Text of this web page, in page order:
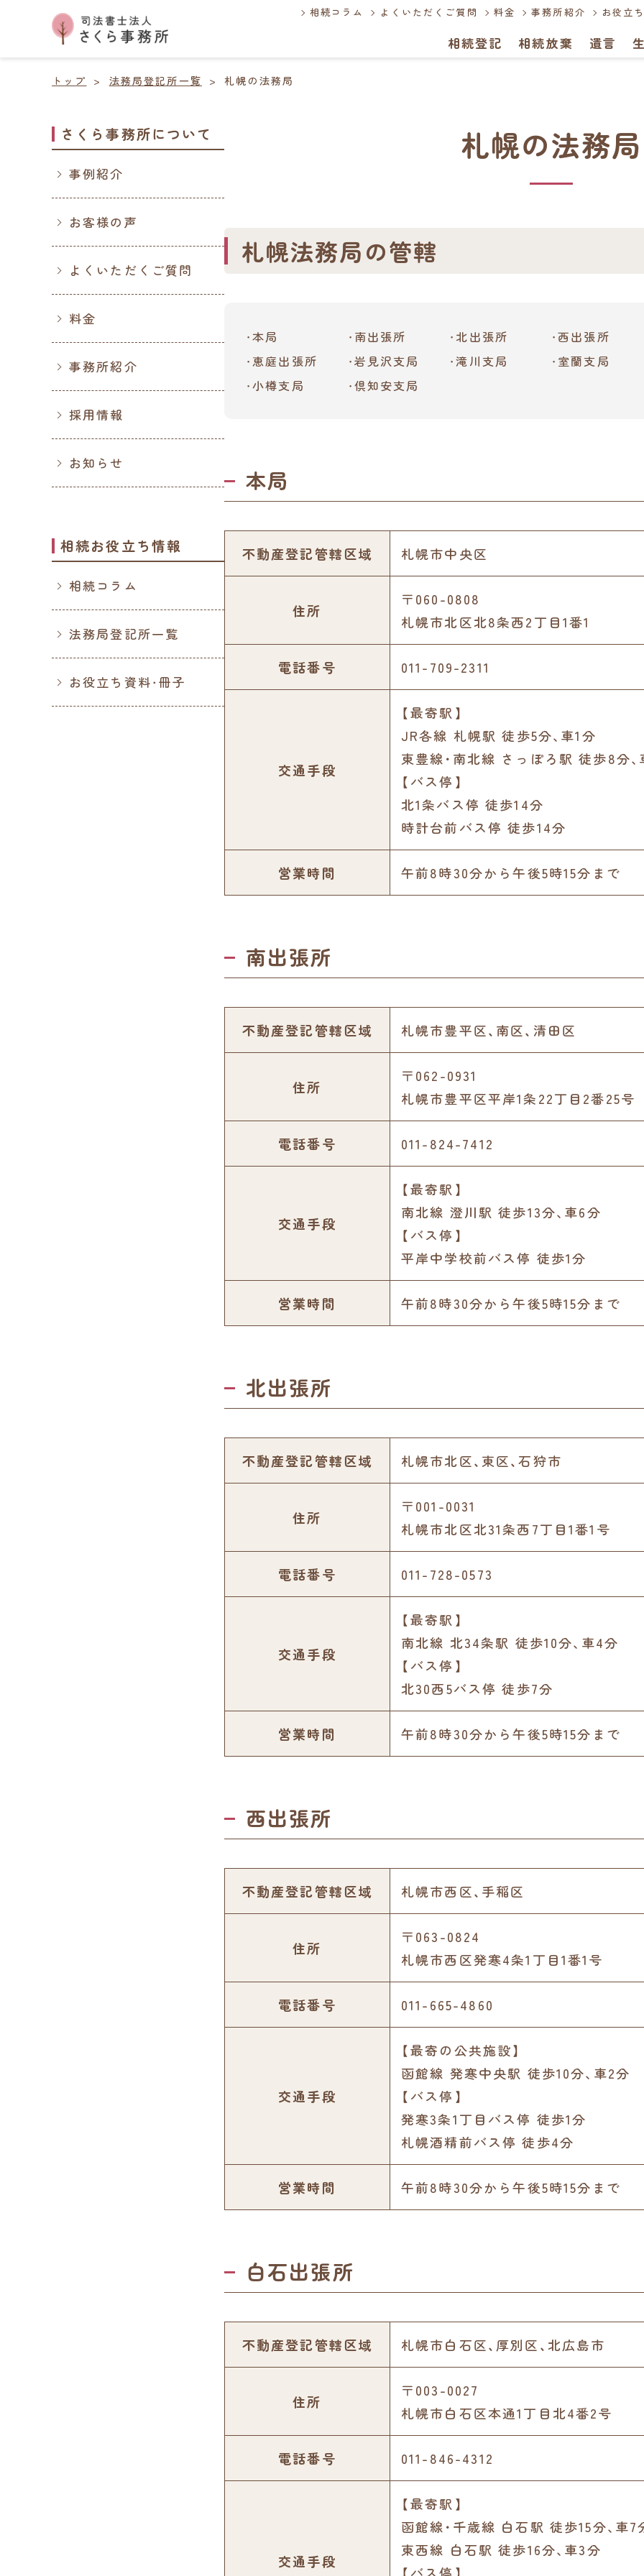
相続コラム よくいただくご質問 料金 事務所紹介 お役立
相続登記 相続放棄 遺言
トップ 法務局登記所一覧 札幌の法務局
札幌の法務局
札幌法務局の管轄
本局 南出張所 北出張所
西出張所
恵庭出張所
岩見沢支局 滝川支局
室蘭支局
小樽支局
倶知安支局
本局
不動産登記管轄区域 札幌市中央区
住所
〒060-0808
札幌市北区北8条西2丁目1番1
電話番号 011-709-2311
交通手段
【最寄駅】
JR各線 札幌駅 徒歩5分､車1分
東豊線･南北線 さっぽろ駅 徒歩8分､
【バス停】
北1条バス停 徒歩14分
時計台前バス停 徒歩14分
営業時間 午前8時30分から午後5時15分まで
南出張所
不動産登記管轄区域 札幌市豊平区、南区、清田区
住所
〒062-0931
札幌市豊平区平岸1条22丁目2番25号
電話番号 011-824-7412
交通手段
【最寄駅】
南北線 澄川駅 徒歩13分､車6分
【バス停】
平岸中学校前バス停 徒歩1分
営業時間 午前8時30分から午後5時15分まで
北出張所
不動産登記管轄区域 札幌市北区、東区、石狩市
住所
〒001-0031
札幌市北区北31条西7丁目1番1号
電話番号 011-728-0573
交通手段
【最寄駅】
南北線 北34条駅 徒歩10分､車4分
【バス停】
北30西5バス停 徒歩7分
営業時間 午前8時30分から午後5時15分まで
西出張所
不動産登記管轄区域 札幌市西区、手稲区
住所
〒063-0824
札幌市西区発寒4条1丁目1番1号
電話番号 011-665-4860
交通手段
【最寄の公共施設】
函館線 発寒中央駅 徒歩10分､車2分
【バス停】
発寒3条1丁目バス停 徒歩1分
札幌酒精前バス停 徒歩4分
営業時間 午前8時30分から午後5時15分まで
白石出張所
不動産登記管轄区域 札幌市白石区、厚別区、北広島市
住所
〒003-0027
札幌市白石区本通1丁目北4番2号
電話番号 011-846-4312
交通手段
【最寄駅】
函館線･千歳線 白石駅 徒歩15分､車7
東西線 白石駅 徒歩16分､車3分
さくら事務所について
事例紹介
お客様の声
よくいただくご質問
料金
事務所紹介
採用情報
お知らせ
相続お役立ち情報
相続コラム
法務局登記所一覧
お役立ち資料・冊子